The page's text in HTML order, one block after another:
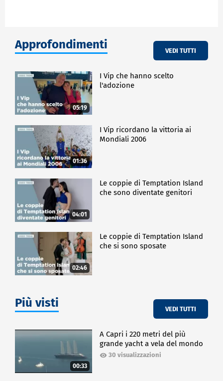
Approfondimenti VEDI TUTTI
05:19
I Vip che hanno scelto
l'adozione
01:36
I Vip ricordano la vittoria ai
Mondiali 2006
04:01
Le coppie di Temptation Island
che sono diventate genitori
02:46
Le coppie di Temptation Island
che si sono sposate
Più visti VEDI TUTTI
00:33
A Capri i 220 metri del più
grande yacht a vela del mondo
30 visualizzazioni